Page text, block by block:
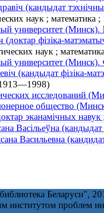
(кандыдат
наук ;
университет
(доктар фізіка-
наук ;
университет
(кандыдат фізіка-
1913—1998)
исследований
общество
эканамічных
Васільеўна
Васильевна
Беларуси",
институтом проблем